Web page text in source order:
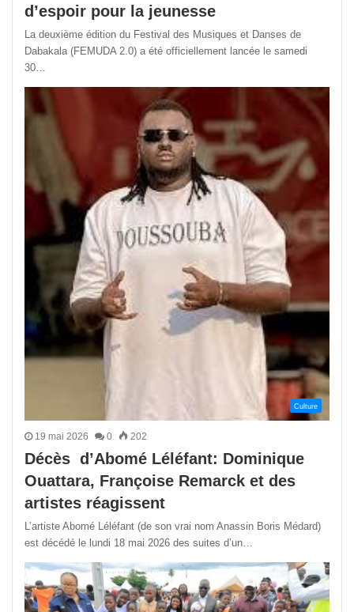
d’espoir pour la jeunesse
La deuxième édition du Festival des Musiques et Danses de
Dabakala (FEMUDA 2.0) a été officiellement lancée le samedi
30…
Culture
19 mai 2026 0 202
Décès d’Abomé Léléfant: Dominique
Ouattara, Françoise Remarck et des
artistes réagissent
L’artiste Abomé Léléfant (de son vrai nom Anassin Boris Médard)
est décédé le lundi 18 mai 2026 des suites d’un…